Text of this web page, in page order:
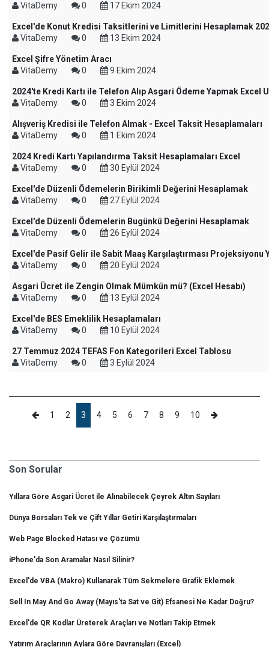
VitaDemy
0 17 Ekim 2024
Excel'de Konut Kredisi Taksitlerini ve Limitlerini Hesaplamak
VitaDemy
0 13 Ekim 2024
Excel Şifre Yönetim Aracı
VitaDemy
0 9 Ekim 2024
2024'te Kredi Kartı ile Telefon Alıp Asgari Ödeme Yapmak Excel
VitaDemy
0 3 Ekim 2024
Alışveriş Kredisi ile Telefon Almak - Excel Taksit Hesaplamaları
VitaDemy
0 1 Ekim 2024
2024 Kredi Kartı Yapılandırma Taksit Hesaplamaları Excel
VitaDemy
0 30 Eylül 2024
Excel'de Düzenli Ödemelerin Birikimli Değerini Hesaplamak
VitaDemy
0 27 Eylül 2024
Excel'de Düzenli Ödemelerin Bugünkü Değerini Hesaplamak
VitaDemy
0 26 Eylül 2024
Excel'de Pasif Gelir ile Sabit Maaş Karşılaştırması Projeksiyonu
VitaDemy
0 20 Eylül 2024
Asgari Ücret ile Zengin Olmak Mümkün mü? (Excel Hesabı)
VitaDemy
0 13 Eylül 2024
Excel'de BES Emeklilik Hesaplamaları
VitaDemy
0 10 Eylül 2024
27 Temmuz 2024 TEFAS Fon Kategorileri Excel Tablosu
VitaDemy
0 3 Eylül 2024
1 2 3 4 5 6 7 8 9 10
Son Sorular
Yıllara Göre Asgari Ücret ile Alınabilecek Çeyrek Altın Sayıları
Dünya Borsaları Tek ve Çift Yıllar Getiri Karşılaştırmaları
Web Page Blocked Hatası ve Çözümü
iPhone'da Son Aramalar Nasıl Silinir?
Excel'de VBA (Makro) Kullanarak Tüm Sekmelere Grafik Eklemek
Sell In May And Go Away (Mayıs'ta Sat ve Git) Efsanesi Ne Kadar Doğru?
Excel'de QR Kodlar Üreterek Araçları ve Notları Takip Etmek
Yatırım Araçlarının Aylara Göre Davranışları (Excel)